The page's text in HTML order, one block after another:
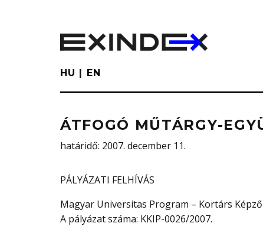
HU EN
ÁTFOGÓ MŰTÁRGY-
határidő: 2007. december 11.
PÁLYÁZATI FELHÍVÁS
Magyar Universitas Program – Kortárs
A pályázat száma: KKIP-0026/2007.